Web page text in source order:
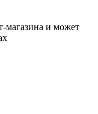
магазина и может